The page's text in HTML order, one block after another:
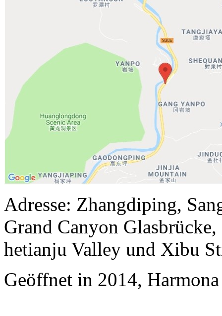
Adresse: Zhangdiping,
Grand Canyon
hetianju Valley und Xibu
Geöffnet in 2014,